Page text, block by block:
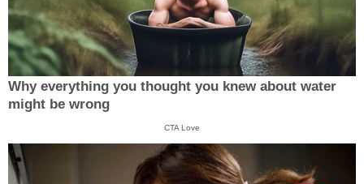
Why everything you thought you knew about water
might be wrong
CTA Love